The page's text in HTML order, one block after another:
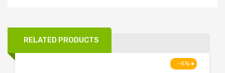
RELATED PRODUCTS
-5%